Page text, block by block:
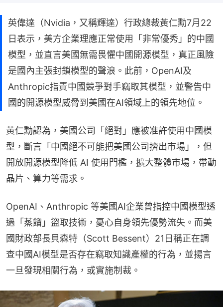
英偉達（Nvidia，又稱輝達）行政總裁黃仁勳7月22
日表示，美方企業理應正常使用「非常優秀」的中國
模型，並直言美國無需畏懼中國開源模型，真正風險
是國內主張封鎖模型的聲浪。此前，OpenAI及
Anthropic指責中國競爭對手竊取其模型，並警告中
國的開源模型威脅到美國在AI領域上的領先地位。
黃仁勳認為，美國公司「絕對」應被准許使用中國模
型，斷言「中國絕不可能把美國公司擠出市場」，但
開放開源模型降低 AI 使用門檻，擴大整體市場，帶動
晶片、算力等需求。
OpenAI、Anthropic 等美國AI企業曾指控中國模型透
過「蒸餾」盜取技術，憂心自身領先優勢流失。而美
國財政部長貝森特（Scott Bessent）21日稱正在調
查中國AI模型是否存在竊取知識產權的行為，並揚言
一旦發現相關行為，或實施制裁。